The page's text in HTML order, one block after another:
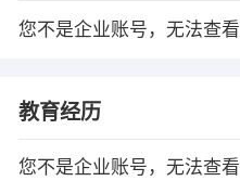
您不是企业账号，无法查看
教育经历
您不是企业账号，无法查看